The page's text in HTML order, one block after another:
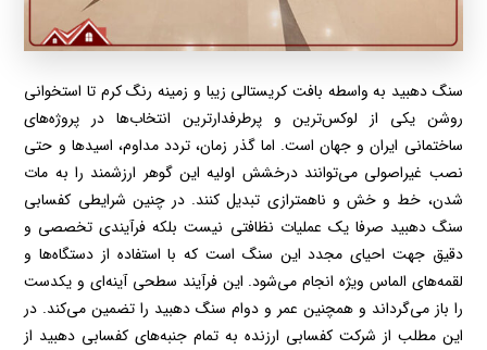
سنگ دهبید به واسطه بافت کریستالی زیبا و زمینه رنگ کرم تا استخوانی
روشن یکی از لوکس‌ترین و پرطرفدارترین انتخاب‌ها در پروژه‌های
ساختمانی ایران و جهان است. اما گذر زمان، تردد مداوم، اسیدها و حتی
نصب غیراصولی می‌توانند درخشش اولیه این گوهر ارزشمند را به مات
شدن، خط و خش و ناهمترازی تبدیل کنند. در چنین شرایطی کفسابی
سنگ دهبید صرفا یک عملیات نظافتی نیست بلکه فرآیندی تخصصی و
دقیق جهت احیای مجدد این سنگ است که با استفاده از دستگاه‌ها و
لقمه‌های الماس ویژه انجام می‌شود. این فرآیند سطحی آینه‌ای و یکدست
را باز می‌گرداند و همچنین عمر و دوام سنگ دهبید را تضمین می‌کند. در
این مطلب از شرکت کفسابی ارزنده به تمام جنبه‌های کفسابی دهبید از